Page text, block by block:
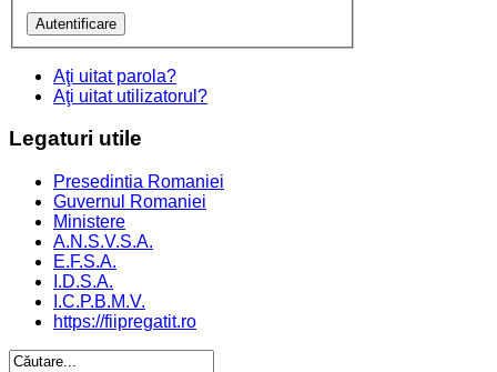
Aţi uitat parola?
Aţi uitat utilizatorul?
Legaturi utile
Presedintia Romaniei
Guvernul Romaniei
Ministere
A.N.S.V.S.A.
E.F.S.A.
I.D.S.A.
I.C.P.B.M.V.
https://fiipregatit.ro